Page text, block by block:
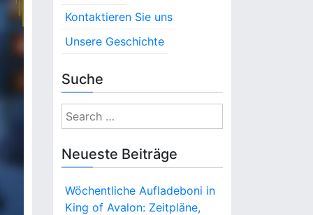
Kontaktieren Sie uns
Unsere Geschichte
Suche
S
e
a
r
h
Neueste Beiträge
Wöchentliche Aufladeboni in
King of Avalon: Zeitpläne,